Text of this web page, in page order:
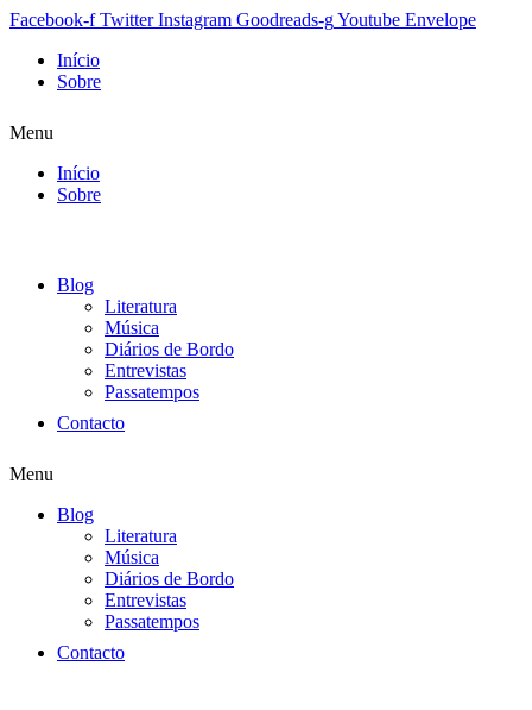
Facebook-f Twitter Instagram Goodreads-gYoutube Envelope
Início
Sobre
Menu
Início
Sobre
Blog
Literatura
Música
Diários de Bordo
Entrevistas
Passatempos
Contacto
Menu
Blog
Literatura
Música
Diários de Bordo
Entrevistas
Passatempos
Contacto